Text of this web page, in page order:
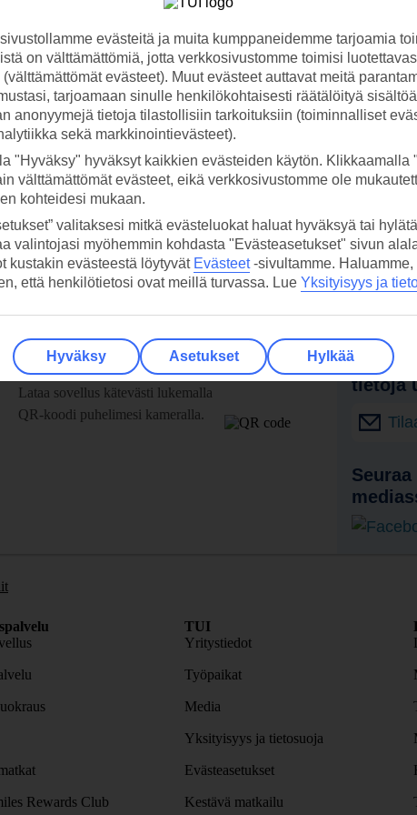
TUI-sovellus nyt!
Lataa sovellus kätevästi lukemalla
QR-koodi puhelimesi kameralla.
tietoja
Rewards Club
TUI
Yritystiedot
Työpaikat
Media
Yksityisyys ja tietosuoja
Evästeasetukset
Kestävä matkailu
evästeitä ja muita kumppaneidemme tarjoamia
on välttämättömiä, jotta verkkosivustomme toimisi
evästeet). Muut evästeet auttavat meitä
tarjoamaan sinulle henkilökohtaisesti räätälöityä
anonyymejä tietoja tilastollisiin tarkoituksiin (toiminnalliset
sekä markkinointievästeet).
"Hyväksy" hyväksyt kaikkien evästeiden käytön. Klikkaamalla
välttämättömät evästeet, eikä verkkosivustomme ole
kohteidesi mukaan.
valitaksesi mitkä evästeluokat haluat hyväksyä tai
valintojasi myöhemmin kohdasta "Evästeasetukset" sivun
kustakin evästeestä löytyvät Evästeet-sivultamme. Haluamme,
että henkilötietosi ovat meillä turvassa. Lue Yksityisyys ja
Hyväksy Asetukset Hylkää